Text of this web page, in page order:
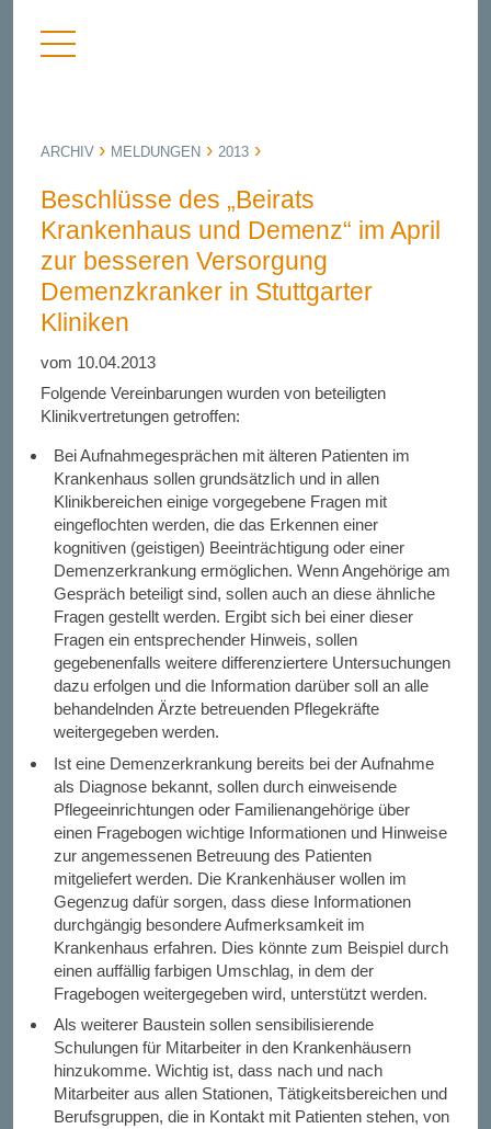
Menü
anzeigen
ARCHIV MELDUNGEN 2013
Beschlüsse des „Beirats
Krankenhaus und Demenz“ im April
zur besseren Versorgung
Demenzkranker in Stuttgarter
Kliniken
vom 10.04.2013
Folgende Vereinbarungen wurden von beteiligten
Klinikvertretungen getroffen:
Bei Aufnahmegesprächen mit älteren Patienten im
Krankenhaus sollen grundsätzlich und in allen
Klinikbereichen einige vorgegebene Fragen mit
eingeflochten werden, die das Erkennen einer
kognitiven (geistigen) Beeinträchtigung oder einer
Demenzerkrankung ermöglichen. Wenn Angehörige am
Gespräch beteiligt sind, sollen auch an diese ähnliche
Fragen gestellt werden. Ergibt sich bei einer dieser
Fragen ein entsprechender Hinweis, sollen
gegebenenfalls weitere differenziertere Untersuchungen
dazu erfolgen und die Information darüber soll an alle
behandelnden Ärzte betreuenden Pflegekräfte
weitergegeben werden.
Ist eine Demenzerkrankung bereits bei der Aufnahme
als Diagnose bekannt, sollen durch einweisende
Pflegeeinrichtungen oder Familienangehörige über
einen Fragebogen wichtige Informationen und Hinweise
zur angemessenen Betreuung des Patienten
mitgeliefert werden. Die Krankenhäuser wollen im
Gegenzug dafür sorgen, dass diese Informationen
durchgängig besondere Aufmerksamkeit im
Krankenhaus erfahren. Dies könnte zum Beispiel durch
einen auffällig farbigen Umschlag, in dem der
Fragebogen weitergegeben wird, unterstützt werden.
Als weiterer Baustein sollen sensibilisierende
Schulungen für Mitarbeiter in den Krankenhäusern
hinzukomme. Wichtig ist, dass nach und nach
Mitarbeiter aus allen Stationen, Tätigkeitsbereichen und
Berufsgruppen, die in Kontakt mit Patienten stehen, von